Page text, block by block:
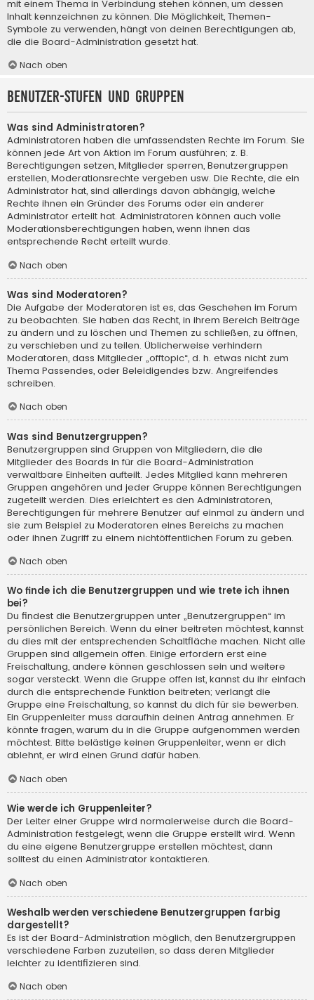
mit einem Thema in Verbindung stehen können, um dessen
Inhalt kennzeichnen zu können. Die Möglichkeit, Themen-
Symbole zu verwenden, hängt von deinen Berechtigungen ab,
die die Board-Administration gesetzt hat.
Nach oben
Benutzer-Stufen und Gruppen
Was sind Administratoren?
Administratoren haben die umfassendsten Rechte im Forum. Sie
können jede Art von Aktion im Forum ausführen; z. B.
Berechtigungen setzen, Mitglieder sperren, Benutzergruppen
erstellen, Moderationsrechte vergeben usw. Die Rechte, die ein
Administrator hat, sind allerdings davon abhängig, welche
Rechte ihnen ein Gründer des Forums oder ein anderer
Administrator erteilt hat. Administratoren können auch volle
Moderationsberechtigungen haben, wenn ihnen das
entsprechende Recht erteilt wurde.
Nach oben
Was sind Moderatoren?
Die Aufgabe der Moderatoren ist es, das Geschehen im Forum
zu beobachten. Sie haben das Recht, in ihrem Bereich Beiträge
zu ändern und zu löschen und Themen zu schließen, zu öffnen,
zu verschieben und zu teilen. Üblicherweise verhindern
Moderatoren, dass Mitglieder „offtopic“, d. h. etwas nicht zum
Thema Passendes, oder Beleidigendes bzw. Angreifendes
schreiben.
Nach oben
Was sind Benutzergruppen?
Benutzergruppen sind Gruppen von Mitgliedern, die die
Mitglieder des Boards in für die Board-Administration
verwaltbare Einheiten aufteilt. Jedes Mitglied kann mehreren
Gruppen angehören und jeder Gruppe können Berechtigungen
zugeteilt werden. Dies erleichtert es den Administratoren,
Berechtigungen für mehrere Benutzer auf einmal zu ändern und
sie zum Beispiel zu Moderatoren eines Bereichs zu machen
oder ihnen Zugriff zu einem nichtöffentlichen Forum zu geben.
Nach oben
Wo finde ich die Benutzergruppen und wie trete ich ihnen
bei?
Du findest die Benutzergruppen unter „Benutzergruppen“ im
persönlichen Bereich. Wenn du einer beitreten möchtest, kannst
du dies mit der entsprechenden Schaltfläche machen. Nicht alle
Gruppen sind allgemein offen. Einige erfordern erst eine
Freischaltung, andere können geschlossen sein und weitere
sogar versteckt. Wenn die Gruppe offen ist, kannst du ihr einfach
durch die entsprechende Funktion beitreten; verlangt die
Gruppe eine Freischaltung, so kannst du dich für sie bewerben.
Ein Gruppenleiter muss daraufhin deinen Antrag annehmen. Er
könnte fragen, warum du in die Gruppe aufgenommen werden
möchtest. Bitte belästige keinen Gruppenleiter, wenn er dich
ablehnt, er wird einen Grund dafür haben.
Nach oben
Wie werde ich Gruppenleiter?
Der Leiter einer Gruppe wird normalerweise durch die Board-
Administration festgelegt, wenn die Gruppe erstellt wird. Wenn
du eine eigene Benutzergruppe erstellen möchtest, dann
solltest du einen Administrator kontaktieren.
Nach oben
Weshalb werden verschiedene Benutzergruppen farbig
dargestellt?
Es ist der Board-Administration möglich, den Benutzergruppen
verschiedene Farben zuzuteilen, so dass deren Mitglieder
leichter zu identifizieren sind.
Nach oben